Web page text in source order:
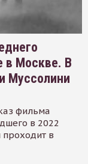
в Москве. В
Муссолини
фильма
в 2022
в